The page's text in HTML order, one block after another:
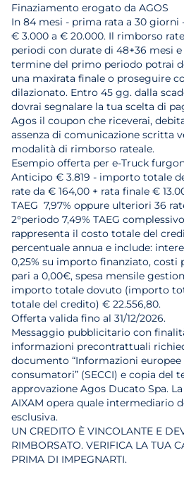
Finaziamento erogato da AGOS
In 84 mesi - prima rata a 30
€ 3.000 a € 20.000. Il rimborso
periodi con durate di 48+36 mesi
termine del primo periodo potrai
una maxirata finale o proseguire
dilazionato. Entro 45 gg. dalla
dovrai segnalare la tua scelta di
Agos il coupon che riceverai,
assenza di comunicazione scritta
modalità di rimborso rateale.
Esempio offerta per e-Truck
Anticipo € 3.819 - importo totale
rate da € 164,00 + rata finale €
TAEG 7,97% oppure ulteriori 36
2°periodo 7,49% TAEG
rappresenta il costo totale del
percentuale annua e include:
0,25% su importo finanziato, costi
pari a 0,00€, spesa mensile
importo totale dovuto (importo
totale del credito) € 22.556,80.
Offerta valida fino al 31/12/2026.
Messaggio pubblicitario con
informazioni precontrattuali
documento “Informazioni
consumatori” (SECCI) e copia del
approvazione Agos Ducato Spa.
AIXAM opera quale intermediario
esclusiva.
UN CREDITO È VINCOLANTE E
RIMBORSATO. VERIFICA LA TUA
PRIMA DI IMPEGNARTI.